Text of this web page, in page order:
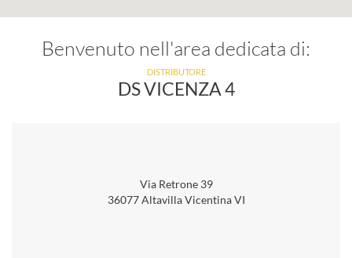
Benvenuto nell'area dedicata di:
DISTRIBUTORE
DS VICENZA 4
Via Retrone 39
36077 Altavilla Vicentina VI